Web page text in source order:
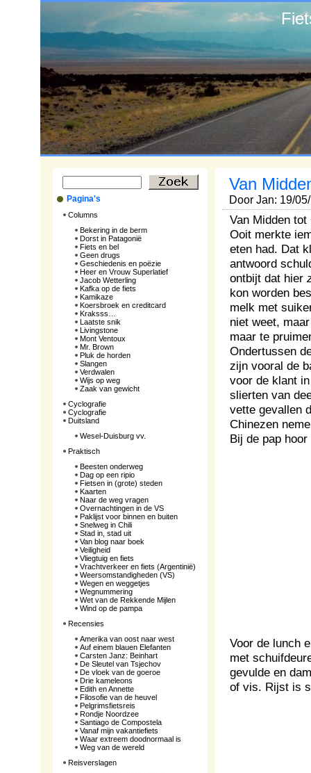
Pagina's
Columns
Bekering in de berm
Dorst in Patagonië
Fiets en bel
Geen drugs
Geschiedenis en poëzie
Heer en Vrouw Superlatief
Jacob Wetterling
Kafka op de fiets
Kamikaze
Koersbroek en creditcard
Kraksss…
Laatste snik
Livingstone
Mont Ventoux
Mr. Brown
Pluk de horden
Slangen
Verdwalen
Wijs op weg
Zaak van gewicht
Cyclografie
Cyclografie
Duitsland
Wesel-Duisburg vv.
Praktisch
Beesten onderweg
Dag op een ripio
Fietsen in (grote) steden
Kaarten
Naar de weg vragen
Overnachtingen in de VS
Paklijst voor binnen en buiten
Snelweg in Chili
Stad in, stad uit
Van blog naar boek
Veiligheid
Vliegtuig en fiets
Vrachtverkeer en fiets (Argentinië)
Weersomstandigheden (VS)
Wegen en weggetjes
Wegnummering
Wet van de Rekkende Mijlen
Wind op de pampa
Recensies
Amerika van oost naar west
Auf einem blauen Elefanten
Carsten Janz: Beinhart
De Sleutel van Tsjechov
De vloek van de goeroe
Drie kameleons
Edith en Annette
Filosofie van de heuvel
Pelgrimsfietsreis
Rondje Noordzee
Santiago de Compostela
Vanaf mijn vakantiefiets
Waar extreem doodnormaal is
Weg van de wereld
Reisverslagen
Van
Door Jan: 19/
Van Midden tot
Ooit merkte
eten had. Dat
antwoord
ontbijt dat hier
kon worden
melk met
niet weet,
maar te
Ondertussen
zijn vooral de
voor de klant
slierten van
vette gevallen
Chinezen
Bij de pap
Voor de lunch
met
gevulde en
of vis. Rijst is